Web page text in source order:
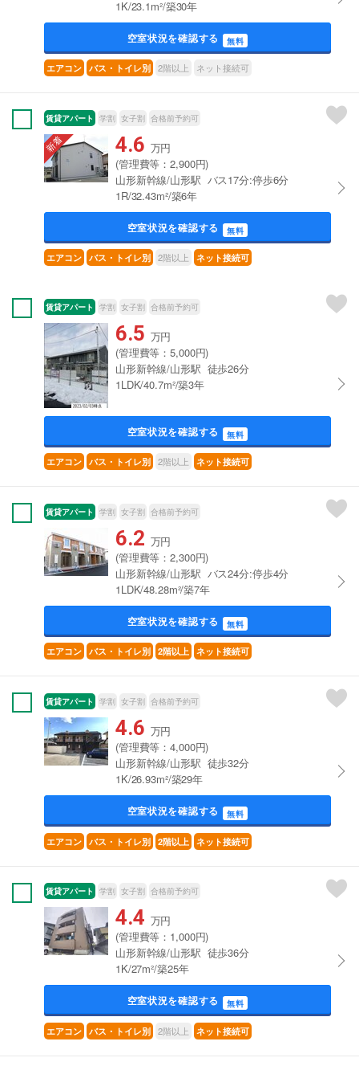
1K/23.1m²/築30年
空室状況を確認する 無料
エアコン バス・トイレ別 2階以上 ネット接続可
賃貸アパート 学割 女子割 合格前予約可
4.6 万円
(管理費等：2,900円)
山形新幹線/山形駅 バス17分:停歩6分
1R/32.43m²/築6年
空室状況を確認する 無料
エアコン バス・トイレ別 2階以上 ネット接続可
賃貸アパート 学割 女子割 合格前予約可
6.5 万円
(管理費等：5,000円)
山形新幹線/山形駅 徒歩26分
1LDK/40.7m²/築3年
空室状況を確認する 無料
エアコン バス・トイレ別 2階以上 ネット接続可
賃貸アパート 学割 女子割 合格前予約可
6.2 万円
(管理費等：2,300円)
山形新幹線/山形駅 バス24分:停歩4分
1LDK/48.28m²/築7年
空室状況を確認する 無料
エアコン バス・トイレ別 2階以上 ネット接続可
賃貸アパート 学割 女子割 合格前予約可
4.6 万円
(管理費等：4,000円)
山形新幹線/山形駅 徒歩32分
1K/26.93m²/築29年
空室状況を確認する 無料
エアコン バス・トイレ別 2階以上 ネット接続可
賃貸アパート 学割 女子割 合格前予約可
4.4 万円
(管理費等：1,000円)
山形新幹線/山形駅 徒歩36分
1K/27m²/築25年
空室状況を確認する 無料
エアコン バス・トイレ別 2階以上 ネット接続可